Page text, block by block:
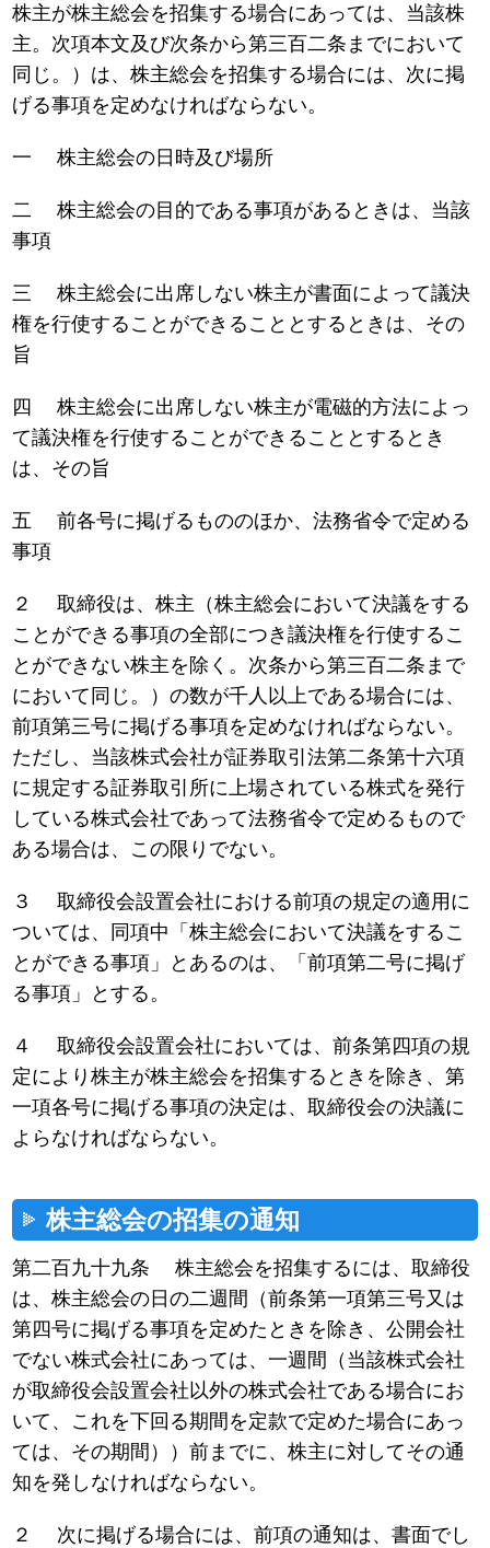
株主が株主総会を招集する場合にあっては、当該株
主。次項本文及び次条から第三百二条までにおいて
同じ。）は、株主総会を招集する場合には、次に掲
げる事項を定めなければならない。
一 株主総会の日時及び場所
二 株主総会の目的である事項があるときは、当該
事項
三 株主総会に出席しない株主が書面によって議決
権を行使することができることとするときは、その
旨
四 株主総会に出席しない株主が電磁的方法によっ
て議決権を行使することができることとするとき
は、その旨
五 前各号に掲げるもののほか、法務省令で定める
事項
２ 取締役は、株主（株主総会において決議をする
ことができる事項の全部につき議決権を行使するこ
とができない株主を除く。次条から第三百二条まで
において同じ。）の数が千人以上である場合には、
前項第三号に掲げる事項を定めなければならない。
ただし、当該株式会社が証券取引法第二条第十六項
に規定する証券取引所に上場されている株式を発行
している株式会社であって法務省令で定めるもので
ある場合は、この限りでない。
３ 取締役会設置会社における前項の規定の適用に
ついては、同項中「株主総会において決議をするこ
とができる事項」とあるのは、「前項第二号に掲げ
る事項」とする。
４ 取締役会設置会社においては、前条第四項の規
定により株主が株主総会を招集するときを除き、第
一項各号に掲げる事項の決定は、取締役会の決議に
よらなければならない。
株主総会の招集の通知
第二百九十九条 株主総会を招集するには、取締役
は、株主総会の日の二週間（前条第一項第三号又は
第四号に掲げる事項を定めたときを除き、公開会社
でない株式会社にあっては、一週間（当該株式会社
が取締役会設置会社以外の株式会社である場合にお
いて、これを下回る期間を定款で定めた場合にあっ
ては、その期間））前までに、株主に対してその通
知を発しなければならない。
２ 次に掲げる場合には、前項の通知は、書面でし